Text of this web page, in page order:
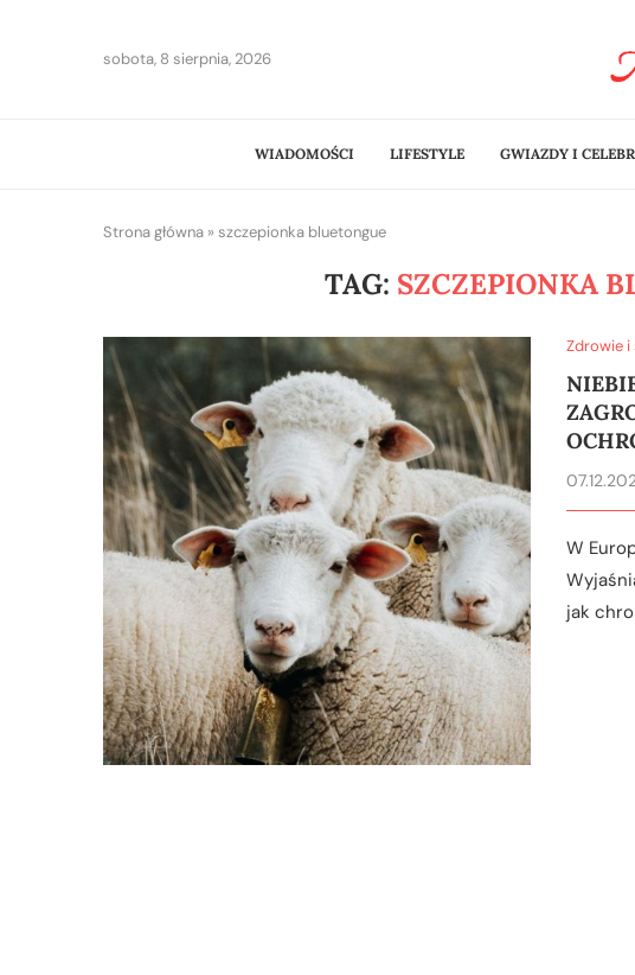
sobota, 8 sierpnia, 2026
WIADOMOŚCI LIFESTYLE GWIAZDY I
Strona główna » szczepionka bluetongue
TAG: SZCZEPIONKA
Zdrowie i
W
jak